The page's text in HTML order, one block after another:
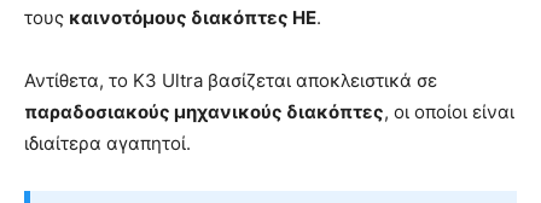
τους καινοτόμους διακόπτες HE.
Αντίθετα, το K3 Ultra βασίζεται αποκλειστικά σε
παραδοσιακούς μηχανικούς διακόπτες, οι οποίοι είναι
ιδιαίτερα αγαπητοί.